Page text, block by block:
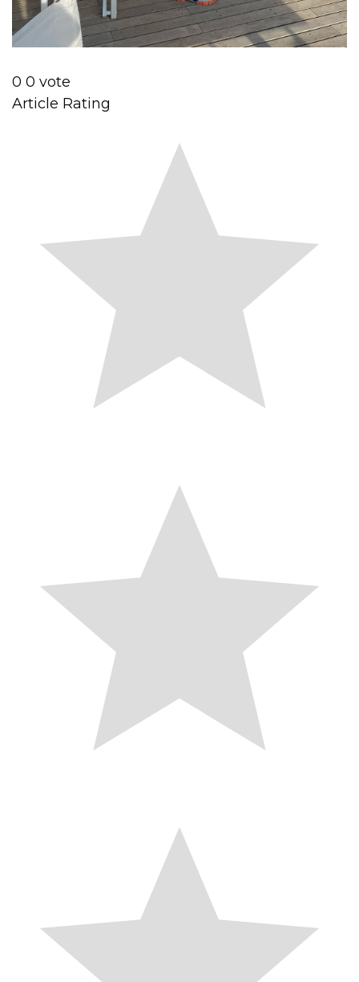
0 0 vote
Article Rating